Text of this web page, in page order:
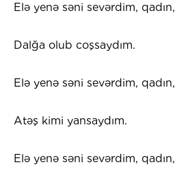
Elə yenə səni sevərdim, qadın,
Dalğa olub coşsaydım.
Elə yenə səni sevərdim, qadın,
Atəş kimi yansaydım.
Elə yenə səni sevərdim, qadın,